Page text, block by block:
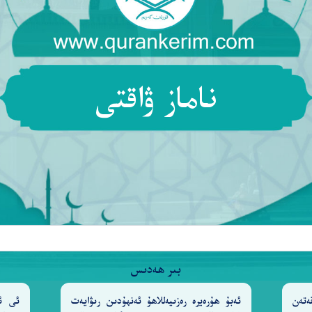
ناماز ۋاقتى
بىر ھەدىس
ئەبۇ ھۇرەيرە رەزىيەللاھۇ ئەنھۇدىن رىۋايەت
ئى
هُم مِّنَ ٱلْمَقْبُوحِينَ ٤٢
بۇ دۇنيادا ئاللاھ، پەرىشتىلەر ۋە مۆمىنلەر لەنەت